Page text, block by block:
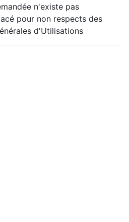
n'existe pas
pour non respects des
d'Utilisations